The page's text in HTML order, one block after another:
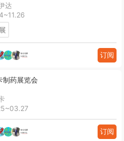
达
订阅
制药展览会
订阅